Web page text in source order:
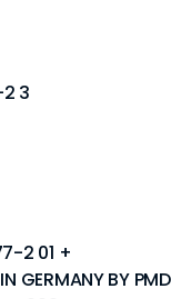
3
2 01 +
GERMANY BY